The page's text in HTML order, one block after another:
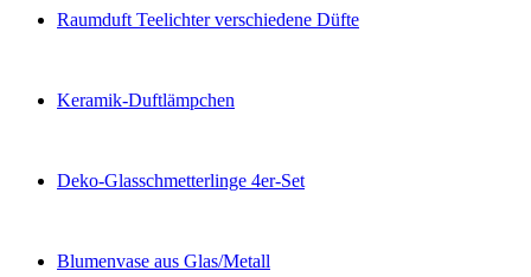
Raumduft Teelichter verschiedene Düfte
Keramik-Duftlämpchen
Deko-Glasschmetterlinge 4er-Set
Blumenvase aus Glas/Metall